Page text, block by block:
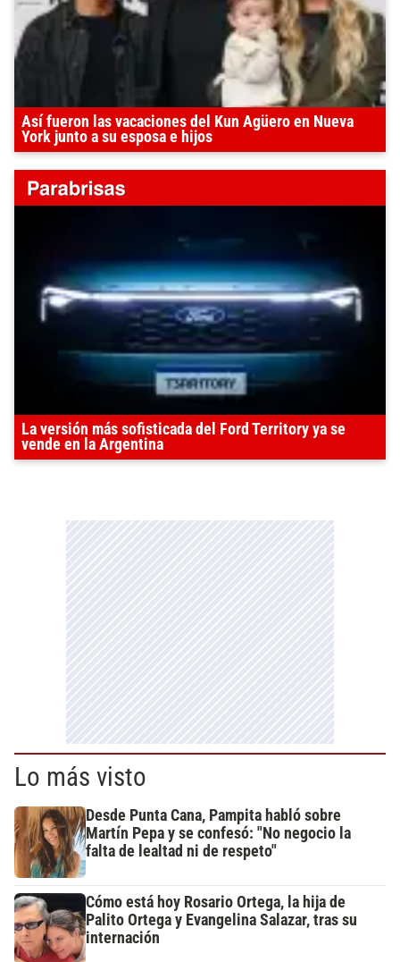
Así fueron las vacaciones del Kun Agüero en Nueva
York junto a su esposa e hijos
La versión más sofisticada del Ford Territory ya se
vende en la Argentina
Lo más visto
Desde Punta Cana, Pampita habló sobre
Martín Pepa y se confesó: "No negocio la
falta de lealtad ni de respeto"
Cómo está hoy Rosario Ortega, la hija de
Palito Ortega y Evangelina Salazar, tras su
internación